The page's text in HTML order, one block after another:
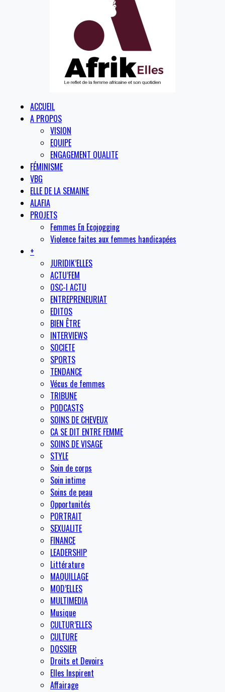
ACCUEIL
A PROPOS
VISION
EQUIPE
ENGAGEMENT QUALITE
FÉMINISME
VBG
ELLE DE LA SEMAINE
ALAFIA
PROJETS
Femmes En Ecojogging
Violence faites aux femmes handicapées
+
JURIDIK’ELLES
ACTU’FEM
OSC-I ACTU
ENTREPRENEURIAT
EDITOS
BIEN ÊTRE
INTERVIEWS
SOCIETE
SPORTS
TENDANCE
Vécus de femmes
TRIBUNE
PODCASTS
SOINS DE CHEVEUX
CA SE DIT ENTRE FEMME
SOINS DE VISAGE
STYLE
Soin de corps
Soin intime
Soins de peau
Opportunités
PORTRAIT
SEXUALITE
FINANCE
LEADERSHIP
Littérature
MAQUILLAGE
MOD’ELLES
MULTIMEDIA
Musique
CULTUR’ELLES
CULTURE
DOSSIER
Droits et Devoirs
Elles Inspirent
Affairage